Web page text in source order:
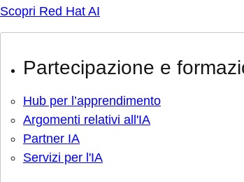
Scopri Red Hat AI
Partecipazione e
Hub per l’apprendimento
Argomenti relativi all'IA
Partner IA
Servizi per l'IA